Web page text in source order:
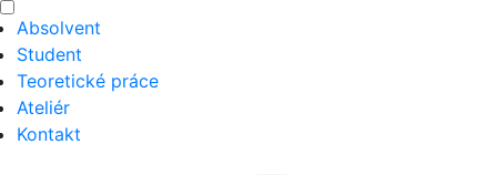
Absolvent
Student
Teoretické práce
Ateliér
Kontakt